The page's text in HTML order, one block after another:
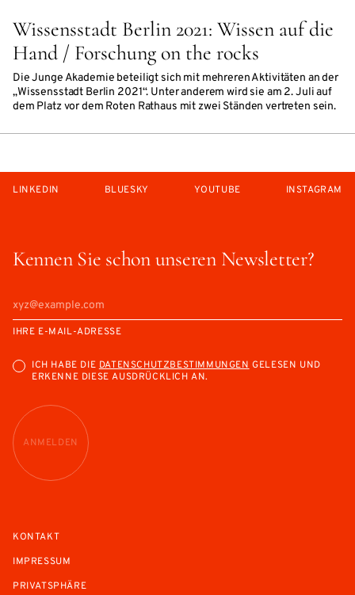
Wissensstadt Berlin 2021: Wissen auf die
Hand / Forschung on the rocks
Die Junge Akademie beteiligt sich mit mehreren Aktivitäten an der
„Wissensstadt Berlin 2021“. Unter anderem wird sie am 2. Juli auf
dem Platz vor dem Roten Rathaus mit zwei Ständen vertreten sein.
Kennen Sie schon unseren Newsletter?
IHRE E-MAIL-ADRESSE
ICH HABE DIE DATENSCHUTZBESTIMMUNGEN GELESEN UND
ERKENNE DIESE AUSDRÜCKLICH AN.
ANMELDEN
LINKEDIN BLUESKY YOUTUBE INSTAGRAM
KONTAKT
IMPRESSUM
PRIVATSPHÄRE